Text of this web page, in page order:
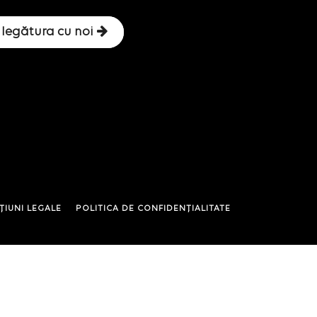
legătura cu noi
LEGALE POLITICA DE CONFIDENȚIALITATE